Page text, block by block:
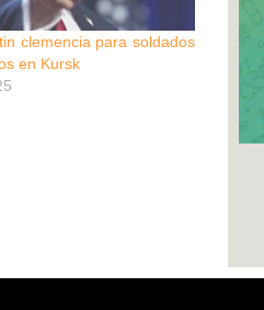
clemencia para soldados
en Kursk